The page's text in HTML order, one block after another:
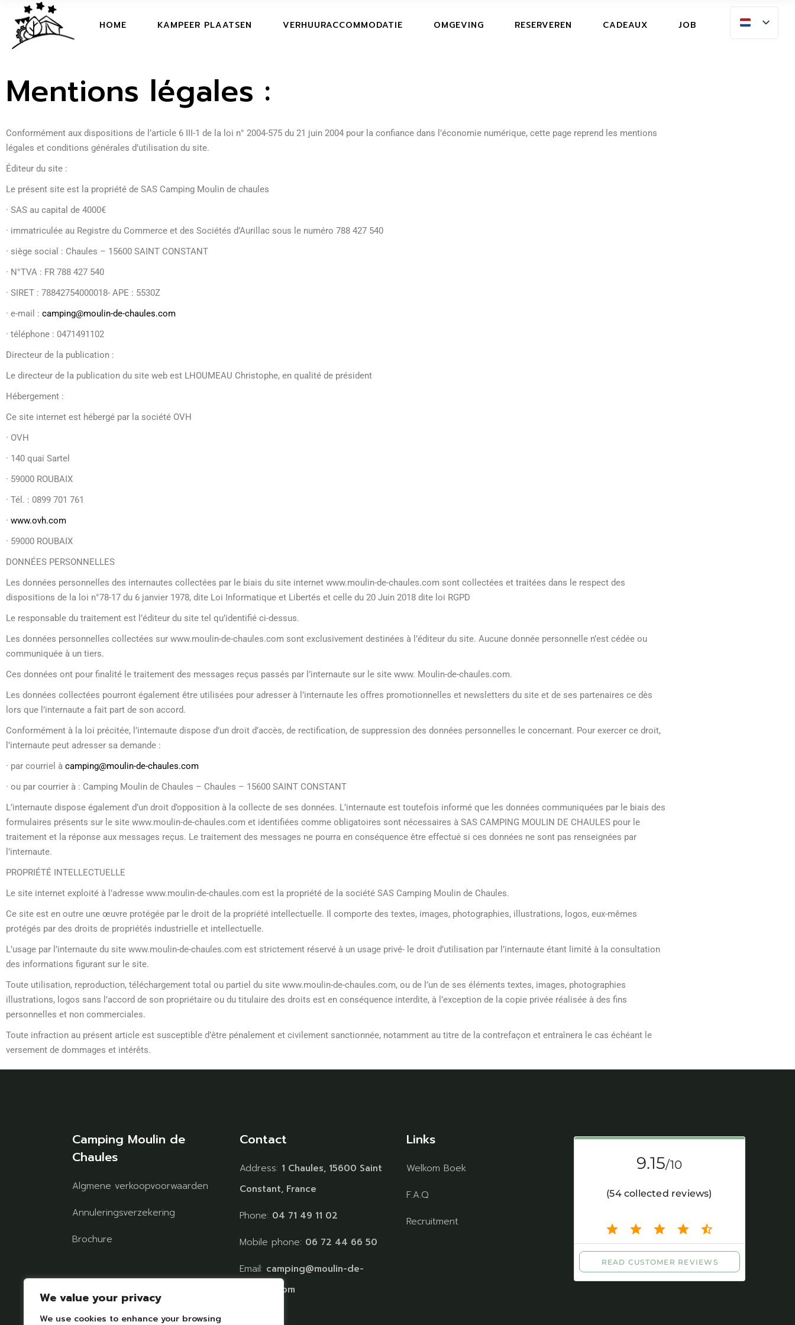
We value your privacy
We use cookies to enhance your browsing
HOME
WELKOM BOEK
FAQ
ECO FRIENDLY
PLATTEGROND
DE FILM
KAMPEER PLAATSEN VERHUURACCOMMODATIE OMGEVING RESERVEREN CADEAUX JOB
ECO FRIENDLY
PLATTEGROND
RESERVEREN
Mentions légales :
Conformément aux dispositions de l’article 6 III-1 de la loi n° 2004-575 du 21 juin 2004 pour la confiance dans l’économie numérique, cette page reprend les mentions
légales et conditions générales d’utilisation du site.
Éditeur du site :
Le présent site est la propriété de SAS Camping Moulin de chaules
· SAS au capital de 4000€
· immatriculée au Registre du Commerce et des Sociétés d’Aurillac sous le numéro 788 427 540
· siège social : Chaules – 15600 SAINT CONSTANT
· N°TVA : FR 788 427 540
· SIRET : 78842754000018- APE : 5530Z
· e-mail : camping@moulin-de-chaules.com
· téléphone : 0471491102
Directeur de la publication :
Le directeur de la publication du site web est LHOUMEAU Christophe, en qualité de président
Hébergement :
Ce site internet est hébergé par la société OVH
· OVH
· 140 quai Sartel
· 59000 ROUBAIX
· Tél. : 0899 701 761
· www.ovh.com
· 59000 ROUBAIX
DONNÉES PERSONNELLES
Les données personnelles des internautes collectées par le biais du site internet www.moulin-de-chaules.com sont collectées et traitées dans le respect des
dispositions de la loi n°78-17 du 6 janvier 1978, dite Loi Informatique et Libertés et celle du 20 Juin 2018 dite loi RGPD
Le responsable du traitement est l’éditeur du site tel qu’identifié ci-dessus.
Les données personnelles collectées sur www.moulin-de-chaules.com sont exclusivement destinées à l’éditeur du site. Aucune donnée personnelle n’est cédée ou
communiquée à un tiers.
Ces données ont pour finalité le traitement des messages reçus passés par l’internaute sur le site www. Moulin-de-chaules.com.
Les données collectées pourront également être utilisées pour adresser à l’internaute les offres promotionnelles et newsletters du site et de ses partenaires ce dès
lors que l’internaute a fait part de son accord.
Conformément à la loi précitée, l’internaute dispose d’un droit d’accès, de rectification, de suppression des données personnelles le concernant. Pour exercer ce droit,
l’internaute peut adresser sa demande :
· par courriel à camping@moulin-de-chaules.com
· ou par courrier à : Camping Moulin de Chaules – Chaules – 15600 SAINT CONSTANT
L’internaute dispose également d’un droit d’opposition à la collecte de ses données. L’internaute est toutefois informé que les données communiquées par le biais des
formulaires présents sur le site www.moulin-de-chaules.com et identifiées comme obligatoires sont nécessaires à SAS CAMPING MOULIN DE CHAULES pour le
traitement et la réponse aux messages reçus. Le traitement des messages ne pourra en conséquence être effectué si ces données ne sont pas renseignées par
l’internaute.
PROPRIÉTÉ INTELLECTUELLE
Le site internet exploité à l’adresse www.moulin-de-chaules.com est la propriété de la société SAS Camping Moulin de Chaules.
Ce site est en outre une œuvre protégée par le droit de la propriété intellectuelle. Il comporte des textes, images, photographies, illustrations, logos, eux-mêmes
protégés par des droits de propriétés industrielle et intellectuelle.
L’usage par l’internaute du site www.moulin-de-chaules.com est strictement réservé à un usage privé- le droit d’utilisation par l’internaute étant limité à la consultation
des informations figurant sur le site.
Toute utilisation, reproduction, téléchargement total ou partiel du site www.moulin-de-chaules.com, ou de l’un de ses éléments textes, images, photographies
illustrations, logos sans l’accord de son propriétaire ou du titulaire des droits est en conséquence interdite, à l’exception de la copie privée réalisée à des fins
personnelles et non commerciales.
Toute infraction au présent article est susceptible d’être pénalement et civilement sanctionnée, notamment au titre de la contrefaçon et entraînera le cas échéant le
versement de dommages et intérêts.
Camping Moulin de
Chaules
Algmene verkoopvoorwaarden
Annuleringsverzekering
Brochure
Volg ons op sociale
netwerken
Contact
Address: 1 Chaules, 15600 Saint
Constant, France
Phone: 04 71 49 11 02
Mobile phone: 06 72 44 66 50
Email: camping@moulin-de-
chaules.com
Links
Welkom Boek
F.A.Q
Recruitment